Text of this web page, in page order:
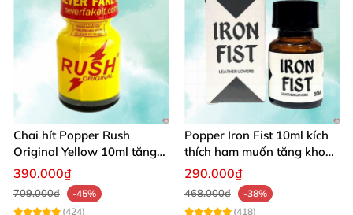
Chai hít Popper Rush
Original Yellow 10ml tăng
ham muốn mạnh
390.000₫
709.000₫
-45%
(424)
Popper Iron Fist 10ml kích
thích ham muốn tăng khoái
cảm mạnh
290.000₫
468.000₫
-38%
(418)